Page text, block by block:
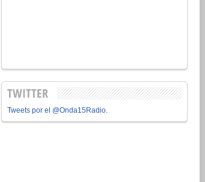
TWITTER
Tweets por el @Onda15Radio.